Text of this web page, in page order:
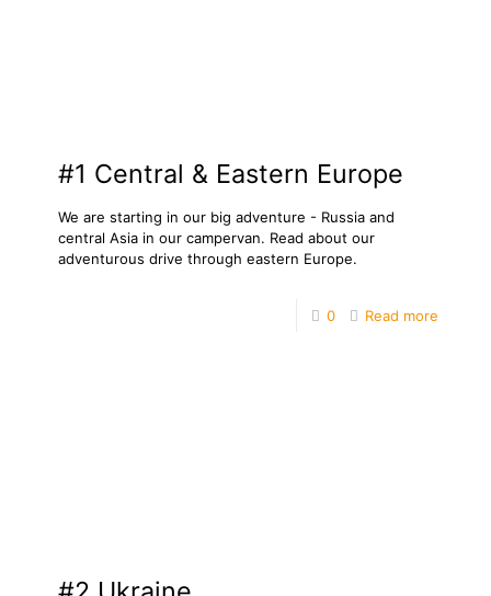
#1 Central & Eastern Europe
We are starting in our big adventure - Russia and
central Asia in our campervan. Read about our
adventurous drive through eastern Europe.
0 Read more